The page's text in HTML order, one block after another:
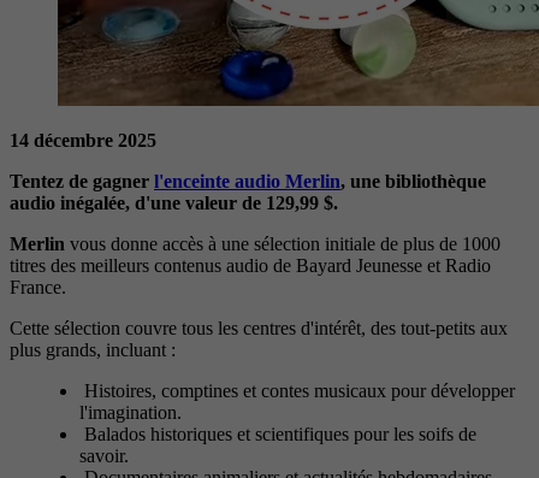
14 décembre 2025
Tentez de gagner l'enceinte audio Merlin, une bibliothèque
audio inégalée, d'une valeur de 129,99 $.
Merlin vous donne accès à une sélection initiale de plus de 1000
titres des meilleurs contenus audio de Bayard Jeunesse et Radio
France.
Cette sélection couvre tous les centres d'intérêt, des tout-petits aux
plus grands, incluant :
Histoires, comptines et contes musicaux pour développer
l'imagination.
Balados historiques et scientifiques pour les soifs de
savoir.